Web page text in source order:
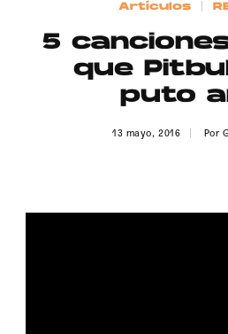
Contacto
Artículos
5
que
puto
13 mayo, 2016 Por